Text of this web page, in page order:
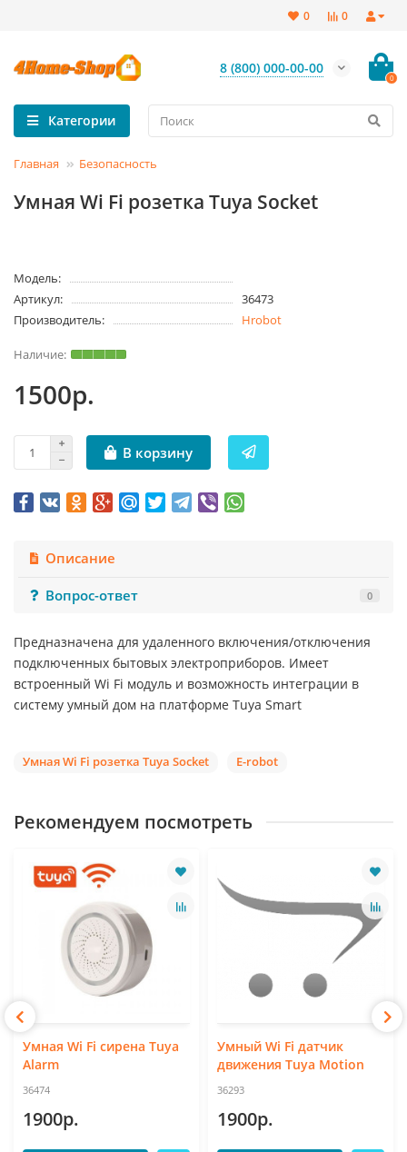
0
0
8 (800) 000-00-00
0
Категории
Главная Безопасность
Умная Wi Fi розетка Tuya Socket
Модель:
Артикул:
36473
Производитель:
Hrobot
1500р.
В корзину
Описание
Вопрос-ответ
0
Предназначена для удаленного включения/отключения
подключенных бытовых электроприборов. Имеет
встроенный Wi Fi модуль и возможность интеграции в
систему умный дом на платформе Tuya Smart
Умная Wi Fi розетка Tuya Socket E-robot
Рекомендуем посмотреть
Умная Wi Fi сирена Tuya
Alarm
36474
1900р.
Умный Wi Fi датчик
движения Tuya Motion
36293
1900р.